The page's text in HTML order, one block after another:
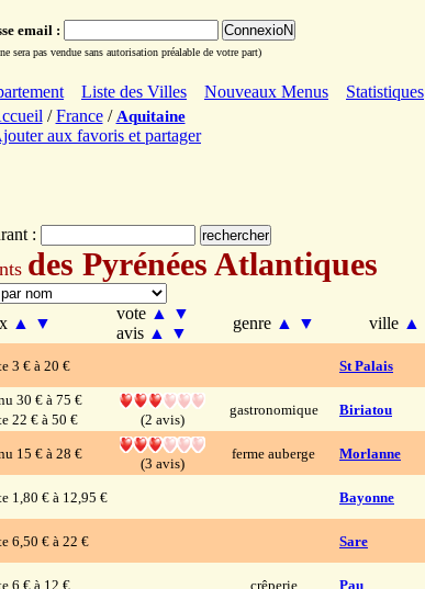
email :
sera pas vendue sans autorisation préalable de votre part)
Liste des Villes Nouveaux Menus
Statistiques
/France/ Aquitaine
:
des Pyrénées Atlantiques
▲ ▼
vote ▲
▼
avis ▲ ▼
genre ▲ ▼ ville ▲
3 € à 20 € St Palais
30 € à 75 €
22 € à 50 €
(2 avis)
gastronomique Biriatou
15 € à 28 €
(3 avis)
ferme auberge Morlanne
1,80 € à 12,95 € Bayonne
6,50 € à 22 € Sare
6 € à 12 € crêperie Pau